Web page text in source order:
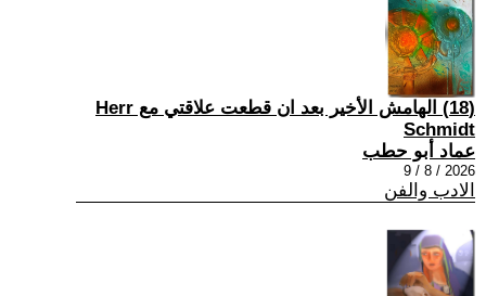
(18) الهامش الأخير بعد ان قطعت علاقتي مع Herr
Schmidt
عماد أبو حطب
2026 / 8 / 9
الادب والفن